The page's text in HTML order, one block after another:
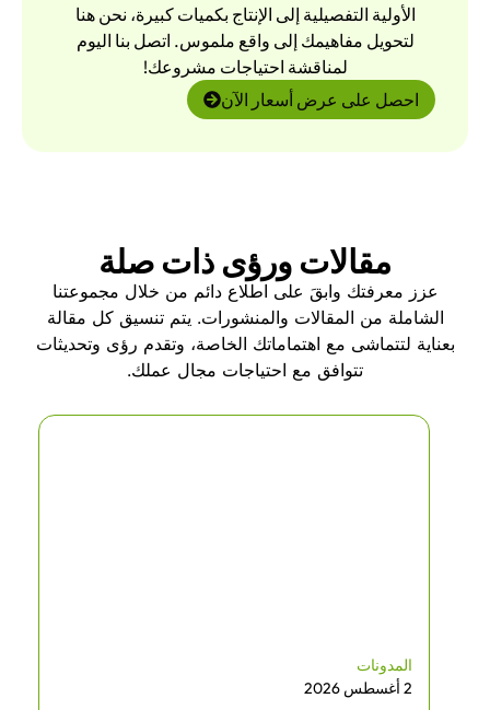
الأولية التفصيلية إلى الإنتاج بكميات كبيرة، نحن هنا
لتحويل مفاهيمك إلى واقع ملموس. اتصل بنا اليوم
لمناقشة احتياجات مشروعك!
احصل على عرض أسعار الآن
مقالات ورؤى ذات صلة
عزز معرفتك وابقَ على اطلاع دائم من خلال مجموعتنا
الشاملة من المقالات والمنشورات. يتم تنسيق كل مقالة
بعناية لتتماشى مع اهتماماتك الخاصة، وتقدم رؤى وتحديثات
تتوافق مع احتياجات مجال عملك.
المدونات
2 أغسطس 2026